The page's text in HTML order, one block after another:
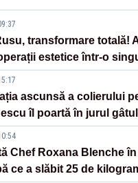
transformare totală!
estetice într-o
ascunsă a colierului
îl poartă în jurul
Chef Roxana Blenche
ce a slăbit 25 de